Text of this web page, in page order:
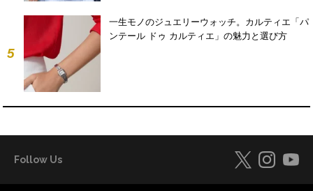
5
一生モノのジュエリーウォッチ。カルティエ「パ
ンテール ドゥ カルティエ」の魅力と選び方
Follow Us